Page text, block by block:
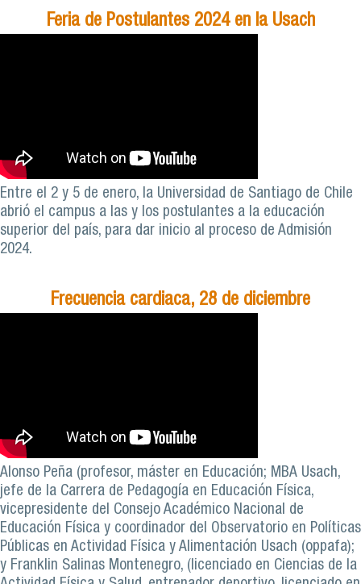
Feria de Postulantes 2024 en la Usach
Entre el 2 y 5 de enero, la Universidad de Santiago de Chile
abrió el campus a las y los postulantes a la educación
superior del país, para dar inicio al proceso de Admisión
2024.
Frecuencia cardiaca, 28 de diciembre
Alonso Peña (profesor, máster en Educación; MBA Usach,
jefe de la Carrera de Pedagogía en Educación Física,
vicepresidente del Consejo Académico Nacional de
Educación Física y coordinador del Observatorio en Políticas
Públicas en Actividad Física y Alimentación Usach (oppafa);
y Franklin Salinas Montenegro, (licenciado en Ciencias de la